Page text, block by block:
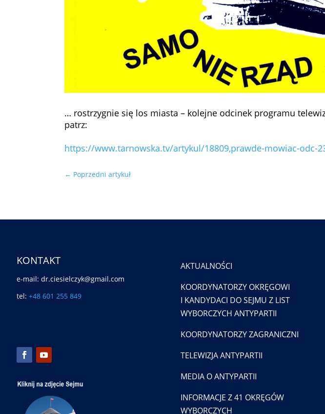
… rostrzygnie się los miasta – kolejne odcinek programu
patrz:
https://www.tarnowska.tv/artykul/18809,prawde-mowiac-odc-
← Poprzedni artykuł
KONTAKT
e-mail: dr.ciesielczyk@gmail.com
tel: +48 601 255 849
AKTUALNOŚCI
KOORDYNATORZY OKRĘGOWI
I KANDYDACI DO SEJMU Z LIST
WYBORCZYCH ANTYPARTII
KOORDYNATORZY ZAGRANICZNI
TELEWIZJA ANTYPARTII
MEDIA O ANTYPARTII
INFORMACJE Z 41 OKRĘGÓW
WYBORCZYCH